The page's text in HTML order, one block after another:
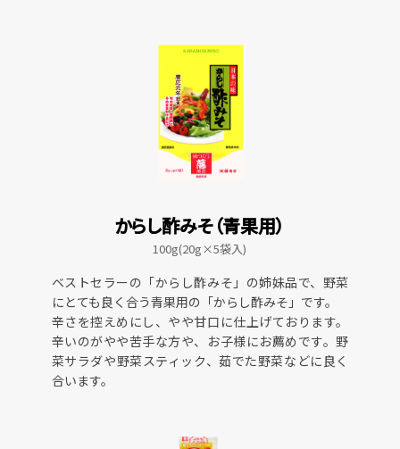
からし酢みそ（青果用）
100g(20g×5袋入)
ベストセラーの「からし酢みそ」の姉妹品で、野菜
にとても良く合う青果用の「からし酢みそ」です。
辛さを控えめにし、やや甘口に仕上げております。
辛いのがやや苦手な方や、お子様にお薦めです。野
菜サラダや野菜スティック、茹でた野菜などに良く
合います。